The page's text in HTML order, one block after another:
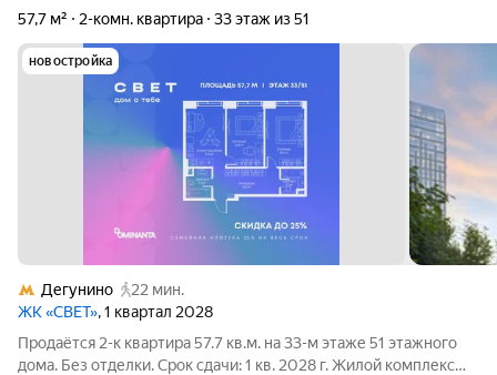
57,7 м²
2-комн. квартира 33 этаж из 51
новостройка
Дегунино
22 мин.
ЖК «СВЕТ», 1 квартал 2028
Продаётся 2-к квартира 57.7 кв.м. на 33-м этаже 51 этажного
дома. Без отделки. Срок сдачи: 1 кв. 2028 г. Жилой комплекс